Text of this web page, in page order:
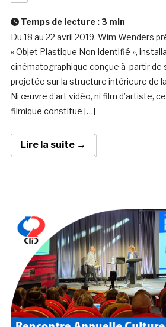
Temps de lecture : 3 min
Du 18 au 22 avril 2019, Wim Wenders
« Objet Plastique Non Identifié »,
cinématographique conçue à partir de
projetée sur la structure intérieure de
Ni œuvre d’art vidéo, ni film d’artiste,
filmique constitue […]
Lire la suite →